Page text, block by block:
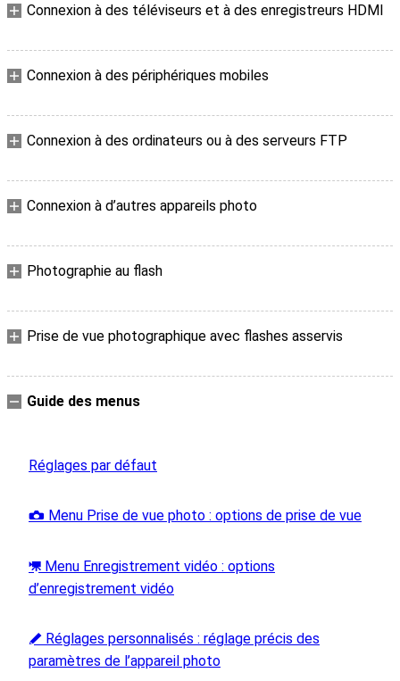
Connexion à des téléviseurs et à des enregistreurs HDMI
Connexion à des périphériques mobiles
Connexion à des ordinateurs ou à des serveurs FTP
Connexion à d’autres appareils photo
Photographie au flash
Prise de vue photographique avec flashes asservis
Guide des menus
Réglages par défaut
C Menu Prise de vue photo : options de prise de vue
1 Menu Enregistrement vidéo : options
d’enregistrement vidéo
A Réglages personnalisés : réglage précis des
paramètres de l’appareil photo